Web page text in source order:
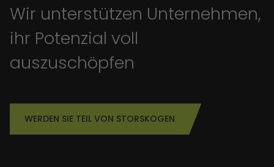
Wir unterstützen Unternehmen,
ihr Potenzial voll
auszuschöpfen
WERDEN SIE TEIL VON STORSKOGEN